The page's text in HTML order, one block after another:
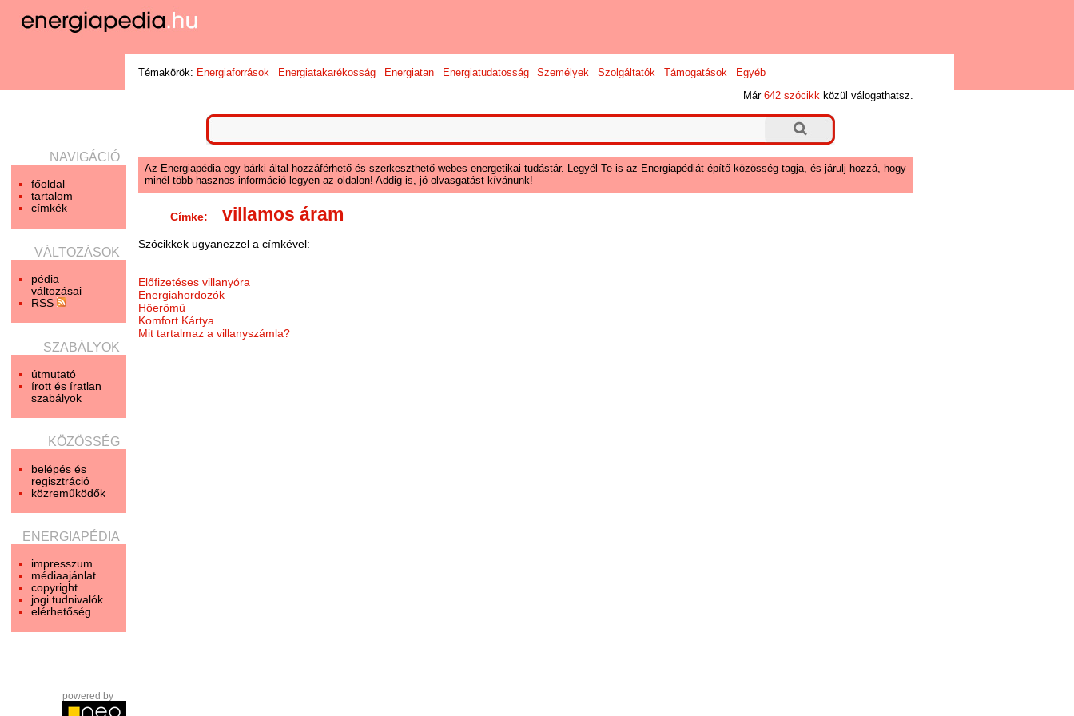
NAVIGÁCIÓ
főoldal
tartalom
címkék
VÁLTOZÁSOK
pédia
változásai
RSS
SZABÁLYOK
útmutató
írott és íratlan
szabályok
KÖZÖSSÉG
belépés és
regisztráció
közreműködők
ENERGIAPÉDIA
impresszum
médiaajánlat
copyright
jogi tudnivalók
elérhetőség
powered by
Témakörök: Energiaforrások Energiatakarékosság Energiatan Energiatudatosság Személyek Szolgáltatók Támogatások
Egyéb
Már642 szócikk közül válogathatsz.
Az Energiapédia egy bárki által hozzáférhető és szerkeszthető webes energetikai tudástár. Legyél Te is az Energiapédiát építő közösség tagja, és járulj hozzá, hogy
minél több hasznos információ legyen az oldalon! Addig is, jó olvasgatást kívánunk!
Címke: villamos áram
Szócikkek ugyanezzel a címkével:
Előfizetéses villanyóra
Energiahordozók
Hőerőmű
Komfort Kártya
Mit tartalmaz a villanyszámla?